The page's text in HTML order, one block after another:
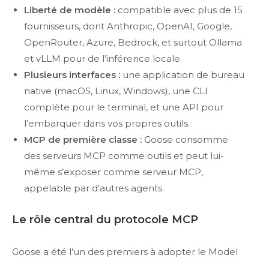
Liberté de modèle : compatible avec plus de 15
fournisseurs, dont Anthropic, OpenAI, Google,
OpenRouter, Azure, Bedrock, et surtout Ollama
et vLLM pour de l’inférence locale.
Plusieurs interfaces : une application de bureau
native (macOS, Linux, Windows), une CLI
complète pour le terminal, et une API pour
l’embarquer dans vos propres outils.
MCP de première classe : Goose consomme
des serveurs MCP comme outils et peut lui-
même s’exposer comme serveur MCP,
appelable par d’autres agents.
Le rôle central du protocole MCP
Goose a été l’un des premiers à adopter le Model